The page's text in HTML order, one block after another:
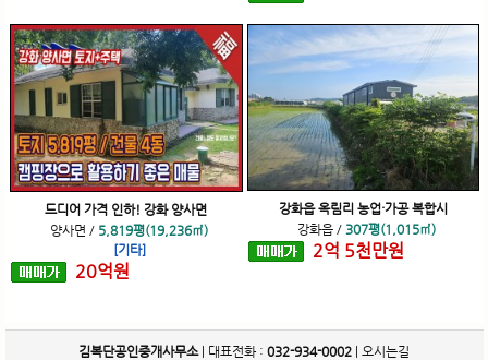
드디어 가격 인하! 강화 양사면
양사면 / 5,819평(19,236㎡)
[기타]
20억원
강화읍 옥림리 농업·가공 복합시
강화읍/ 307평(1,015㎡)
2억 5천만원
김복단공인중개사무소| 대표전화 : 032-934-0002 오시는길